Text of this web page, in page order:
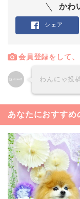
かわ
シェア
会員登録をして
わんにゃ投
あなたにおすすめ